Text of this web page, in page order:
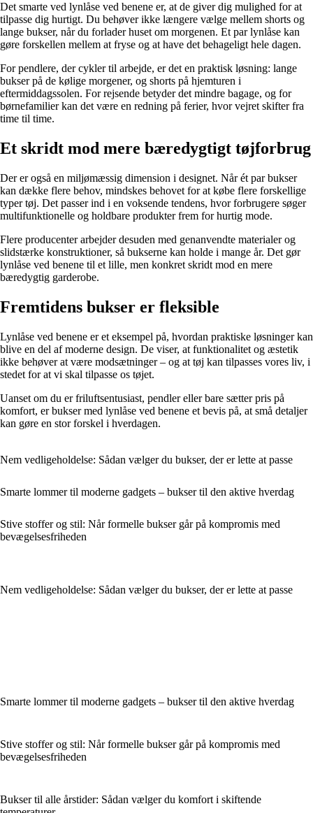
Det smarte ved lynlåse ved benene er, at de giver dig mulighed for at
tilpasse dig hurtigt. Du behøver ikke længere vælge mellem shorts og
lange bukser, når du forlader huset om morgenen. Et par lynlåse kan
gøre forskellen mellem at fryse og at have det behageligt hele dagen.
For pendlere, der cykler til arbejde, er det en praktisk løsning: lange
bukser på de kølige morgener, og shorts på hjemturen i
eftermiddagssolen. For rejsende betyder det mindre bagage, og for
børnefamilier kan det være en redning på ferier, hvor vejret skifter fra
time til time.
Et skridt mod mere bæredygtigt tøjforbrug
Der er også en miljømæssig dimension i designet. Når ét par bukser
kan dække flere behov, mindskes behovet for at købe flere forskellige
typer tøj. Det passer ind i en voksende tendens, hvor forbrugere søger
multifunktionelle og holdbare produkter frem for hurtig mode.
Flere producenter arbejder desuden med genanvendte materialer og
slidstærke konstruktioner, så bukserne kan holde i mange år. Det gør
lynlåse ved benene til et lille, men konkret skridt mod en mere
bæredygtig garderobe.
Fremtidens bukser er fleksible
Lynlåse ved benene er et eksempel på, hvordan praktiske løsninger kan
blive en del af moderne design. De viser, at funktionalitet og æstetik
ikke behøver at være modsætninger – og at tøj kan tilpasses vores liv, i
stedet for at vi skal tilpasse os tøjet.
Uanset om du er friluftsentusiast, pendler eller bare sætter pris på
komfort, er bukser med lynlåse ved benene et bevis på, at små detaljer
kan gøre en stor forskel i hverdagen.
Nem vedligeholdelse: Sådan vælger du bukser, der er lette at passe
Smarte lommer til moderne gadgets – bukser til den aktive hverdag
Stive stoffer og stil: Når formelle bukser går på kompromis med
bevægelsesfriheden
Nem vedligeholdelse: Sådan vælger du bukser, der er lette at passe
Smarte lommer til moderne gadgets – bukser til den aktive hverdag
Stive stoffer og stil: Når formelle bukser går på kompromis med
bevægelsesfriheden
Bukser til alle årstider: Sådan vælger du komfort i skiftende